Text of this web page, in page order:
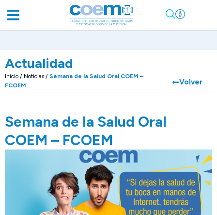
Actualidad
Inicio / Noticias / Semana de la Salud Oral COEM –
FCOEM
Volver
Semana de la Salud Oral
COEM – FCOEM